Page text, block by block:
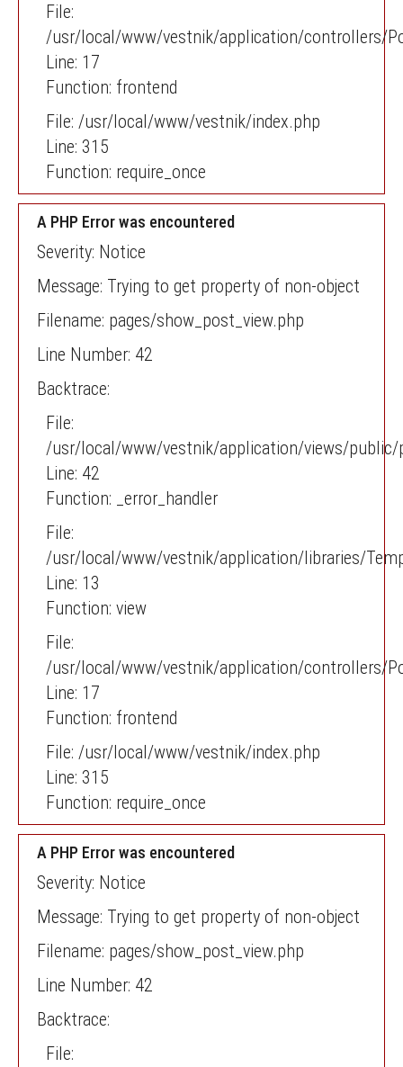
File:
/usr/local/www/vestnik/application/controllers/
Line: 17
Function: frontend
File: /usr/local/www/vestnik/index.php
Line: 315
Function: require_once
A PHP Error was encountered
Severity: Notice
Message: Trying to get property of non-object
Filename: pages/show_post_view.php
Line Number: 42
Backtrace:
File:
/usr/local/www/vestnik/application/views/public/
Line: 42
Function: _error_handler
File:
/usr/local/www/vestnik/application/libraries/
Line: 13
Function: view
File:
/usr/local/www/vestnik/application/controllers/
Line: 17
Function: frontend
File: /usr/local/www/vestnik/index.php
Line: 315
Function: require_once
A PHP Error was encountered
Severity: Notice
Message: Trying to get property of non-object
Filename: pages/show_post_view.php
Line Number: 42
Backtrace:
File: